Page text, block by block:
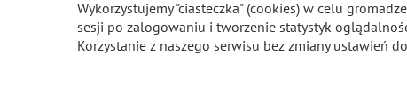
Wykorzystujemy "ciasteczka" (cookies) w celu
sesji po zalogowaniu i tworzenie statystyk
Korzystanie z naszego serwisu bez zmiany ustawień